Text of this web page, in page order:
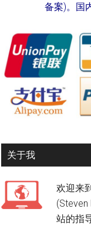
备案)。国
关于我
欢迎来
(Steven
站的指